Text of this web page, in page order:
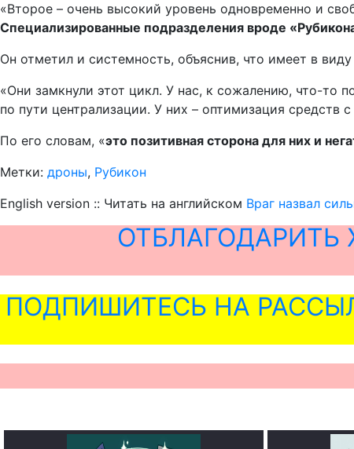
«Второе – очень высокий уровень одновременно и
Специализированные подразделения вроде
Он отметил и системность, объяснив, что имеет в
«Они замкнули этот цикл. У нас, к сожалению, что-то
по пути централизации. У них – оптимизация
По его словам, «это позитивная сторона для них и
Метки: дроны, Рубикон
English version :: Читать на английском Враг назвал
ПОДПИШИТЕСЬ НА